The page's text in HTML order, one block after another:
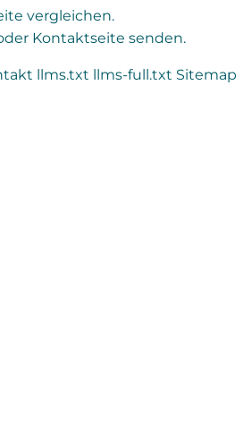
vergleichen.
Kontaktseite senden.
llms.txt llms-full.txt Sitemap